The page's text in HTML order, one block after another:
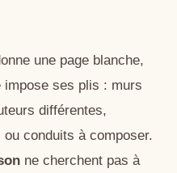
une page blanche,
impose ses plis : murs
différentes,
conduits à composer.
ne cherchent pas à